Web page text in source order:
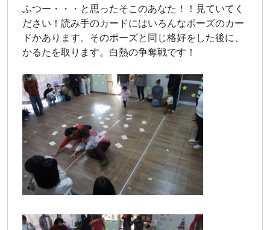
ふつー・・・と思ったそこのあなた！！見ていてく
ださい！読み手のカードにはいろんなポーズのカー
ドかあります。そのポーズと同じ格好をした後に、
かるたを取ります。白熱の争奪戦です！